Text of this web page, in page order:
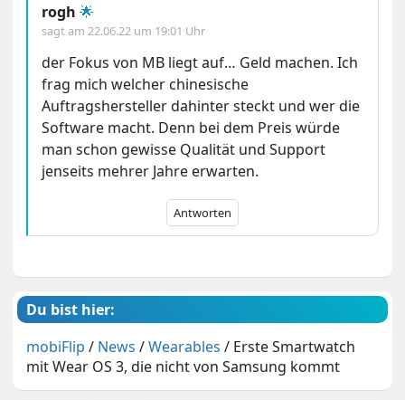
rogh 🌟
sagt am22.06.22 um 19:01 Uhr
der Fokus von MB liegt auf… Geld machen. Ich
frag mich welcher chinesische
Auftragshersteller dahinter steckt und wer die
Software macht. Denn bei dem Preis würde
man schon gewisse Qualität und Support
jenseits mehrer Jahre erwarten.
Antworten
Du bist hier:
mobiFlip / News /Wearables / Erste Smartwatch
mit Wear OS 3, die nicht von Samsung kommt